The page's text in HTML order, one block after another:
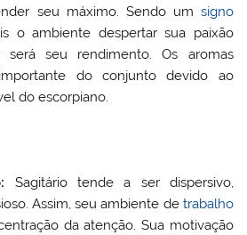
seu máximo. Sendo um signo
o ambiente despertar sua paixão
seu rendimento. Os aromas
do conjunto devido ao
do escorpiano.
Sagitário tende a ser dispersivo,
Assim, seu ambiente de trabalho
da atenção. Sua motivação